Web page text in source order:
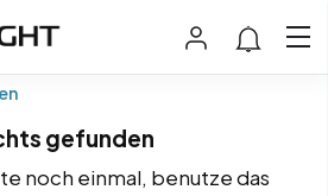
gefunden
noch einmal, benutze das